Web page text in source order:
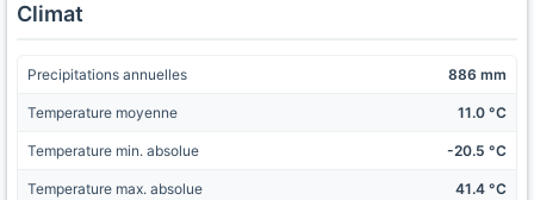
Climat
Precipitations annuelles 886 mm
Temperature moyenne 11.0 °C
Temperature min. absolue -20.5 °C
Temperature max. absolue 41.4 °C